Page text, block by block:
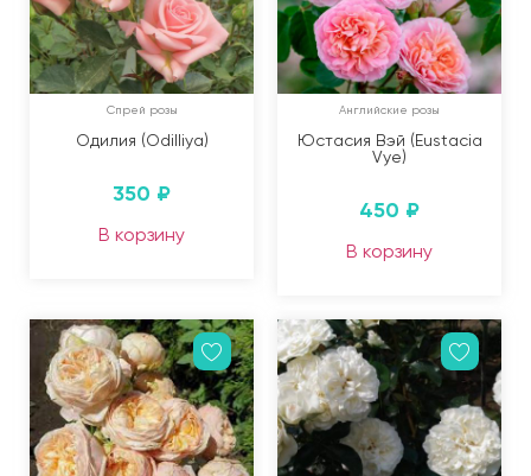
Спрей розы
Одилия (Odilliya)
350 ₽
В корзину
Английские розы
Юстасия Вэй (Eustacia
Vye)
450 ₽
В корзину